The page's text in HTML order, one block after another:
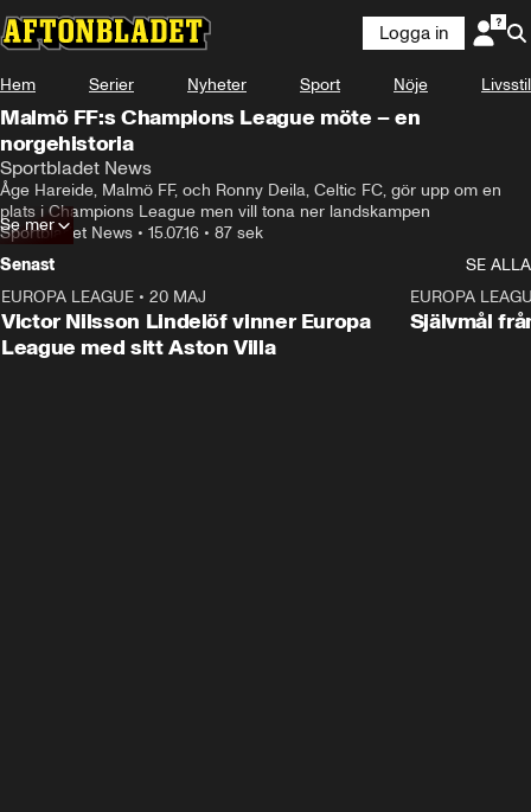
Logga in
Hem Serier Nyheter Sport Nöje Livsstil
Malmö FF:s Champions League möte – en
norgehistoria
Sportbladet News
Åge Hareide, Malmö FF, och Ronny Deila, Celtic FC, gör upp om en
plats i Champions League men vill tona ner landskampen
Sportbladet News • 15.07.16 • 87 sek
Se mer
Senast
SE ALLA
EUROPA LEAGUE • 20 MAJ
Victor Nilsson Lindelöf vinner Europa
League med sitt Aston Villa
EUROPA
Självmål